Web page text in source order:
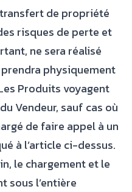
de propriété
risques de perte et
ne sera réalisé
physiquement
Produits voyagent
Vendeur, sauf cas où
de faire appel à un
à l’article ci-dessus.
le chargement et le
sous l’entière